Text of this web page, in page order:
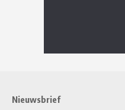
Nieuwsbrief